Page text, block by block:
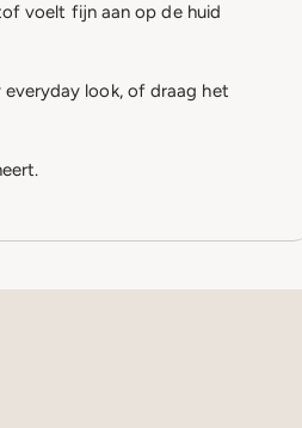
voelt fijn aan op de huid
look, of draag het